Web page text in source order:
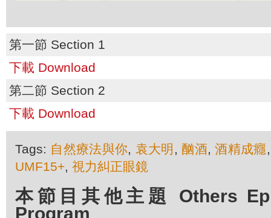
第一節 Section 1
下載 Download
第二節 Section 2
下載 Download
Tags: 自然療法與你, 袁大明 , 酗酒,酒精成癮
UMF15+, 視力糾正眼鏡
本節目其他主題 Others
Program